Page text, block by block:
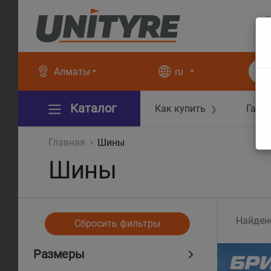
Алматы ru
Каталог Как купить ❯
Главная Шины
Шины
Сбросить фильтры
Размеры